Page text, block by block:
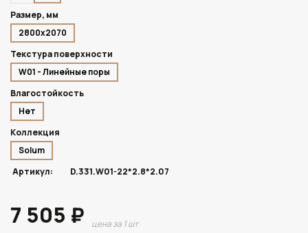
Размер, мм
2800х2070
Текстура поверхности
W01 - Линейные поры
Влагостойкость
Нет
Коллекция
Solum
Артикул:
D.331.W01-22*2.8*2.07
7 505 ₽ цена за 1 шт